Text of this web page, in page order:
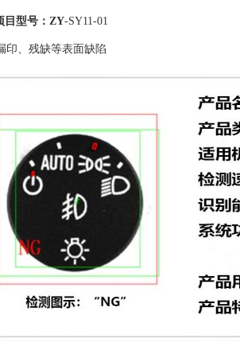
目型号：ZY-SY11-01
印、残缺等表面缺陷